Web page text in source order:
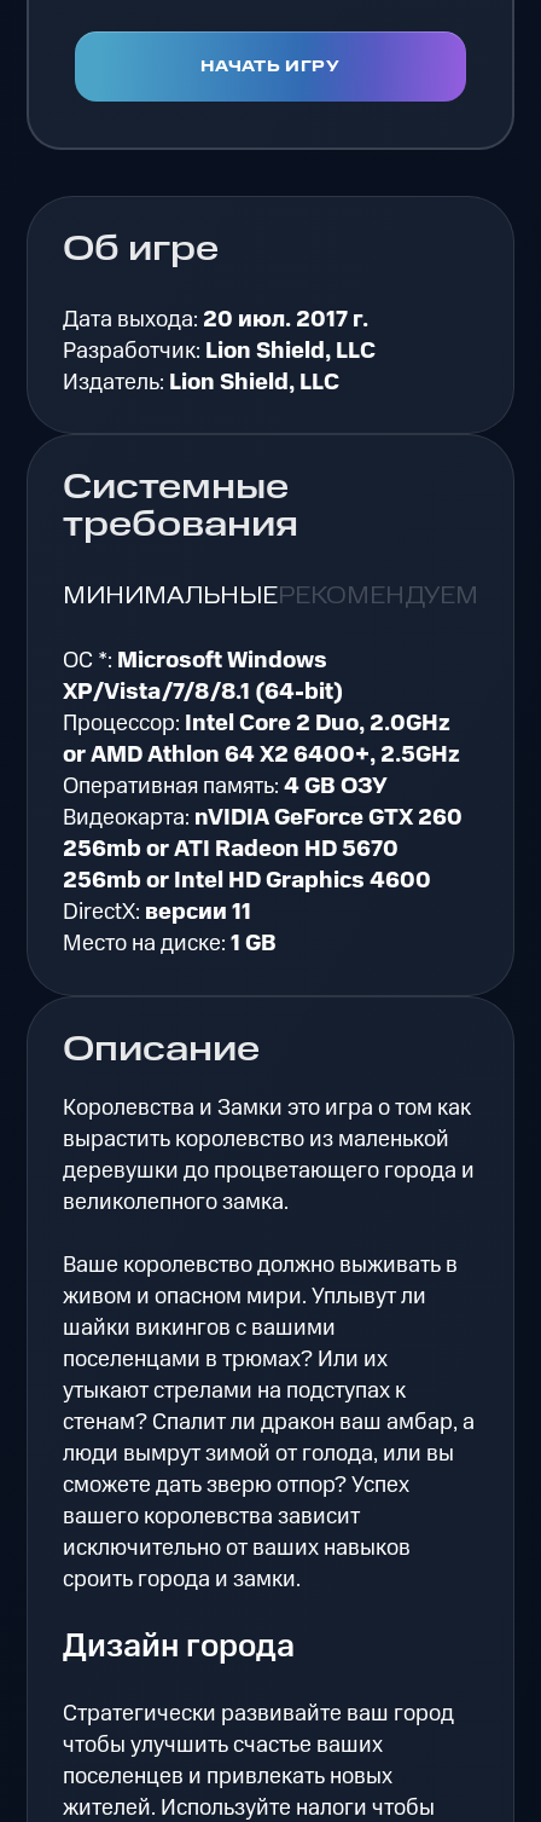
НАЧАТЬ ИГРУ
Описание
Королевства и Замки это игра о том как
вырастить королевство из маленькой
деревушки до процветающего города и
великолепного замка.
Ваше королевство должно выживать в
живом и опасном мири. Уплывут ли
шайки викингов с вашими
поселенцами в трюмах? Или их
утыкают стрелами на подступах к
стенам? Спалит ли дракон ваш амбар, а
люди вымрут зимой от голода, или вы
сможете дать зверю отпор? Успех
вашего королевства зависит
исключительно от ваших навыков
сроить города и замки.
Дизайн города
Стратегически развивайте ваш город
чтобы улучшить счастье ваших
поселенцев и привлекать новых
жителей. Используйте налоги чтобы
Об игре
Дата выхода: 20 июл. 2017 г.
Разработчик: Lion Shield, LLC
Издатель: Lion Shield, LLC
Системные
требования
МИНИМАЛЬНЫЕРЕКОМЕНДУЕМЫЕ
ОС *: Microsoft Windows
XP/Vista/7/8/8.1 (64-bit)
Процессор: Intel Core 2 Duo, 2.0GHz
or AMD Athlon 64 X2 6400+, 2.5GHz
Оперативная память:4 GB ОЗУ
Видеокарта: nVIDIA GeForce GTX 260
256mb or ATI Radeon HD 5670
256mb or Intel HD Graphics 4600
DirectX: версии 11
Место на диске:1 GB